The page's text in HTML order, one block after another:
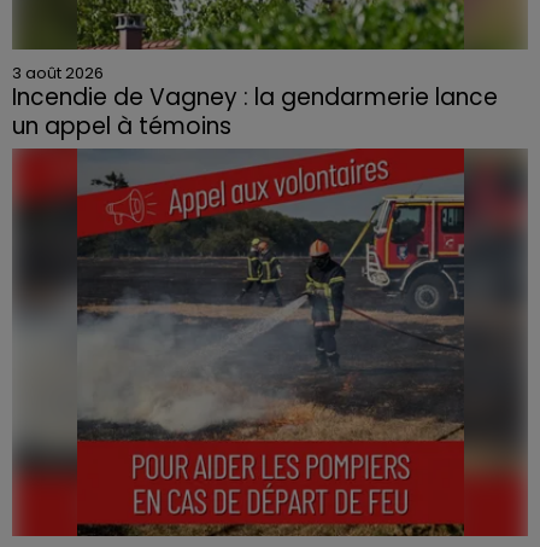
3 août 2026
Incendie de Vagney : la gendarmerie lance
un appel à témoins
Le feu, parti d'une haie avant de se propager au
quartier résidentiel, avait détruit deux habitations et
contraint à l'évacuation d'une centaine de personnes.